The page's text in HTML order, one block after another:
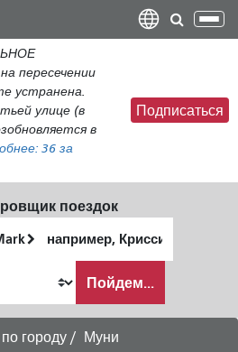
содержанию
пересечении
устранена.
улице (в
в
36 за
Подписаться
поездок
окончания
хочу
путешествовать
Пойдем...
городу
Муни